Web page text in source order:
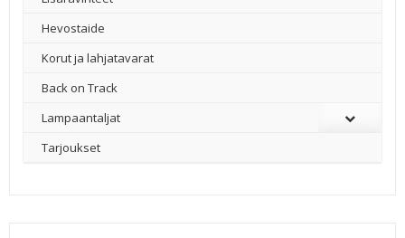
Hevostaide
Korut ja lahjatavarat
Back on Track
Lampaantaljat
Tarjoukset